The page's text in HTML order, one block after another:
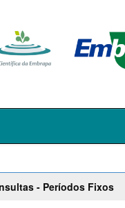
- Períodos Fixos